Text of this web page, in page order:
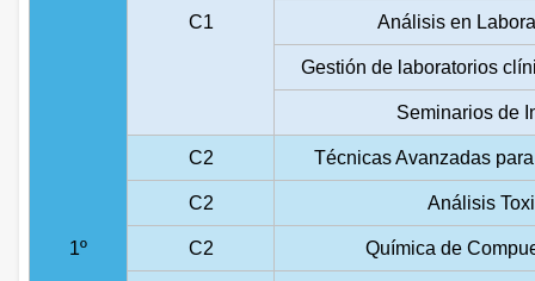
1º
C1 Análisis en
Gestión de laboratorios
Seminarios de
C2 Técnicas Avanzadas
C2 Análisis
C2 Química de